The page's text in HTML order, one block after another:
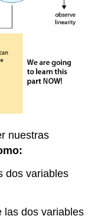
nuestras
dos variables
las dos variables